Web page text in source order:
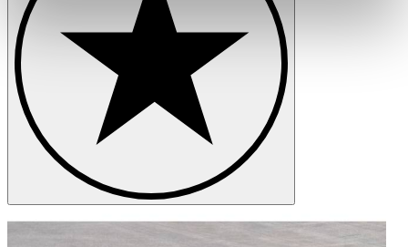
Partner führen diese Informationen möglicherweise mit
weiteren Daten zusammen, die Sie ihnen bereitgestellt
haben oder die sie im Rahmen Ihrer Nutzung der Dienste
gesammelt haben.
Datenschutzerklärung